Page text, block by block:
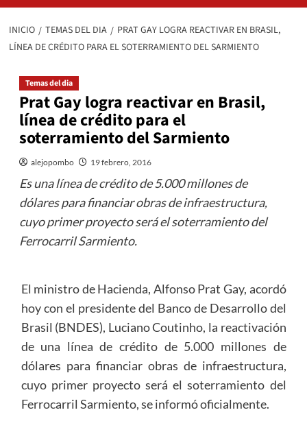
INICIO TEMAS DEL DIA
PRAT GAY LOGRA REACTIVAR EN BRASIL,
LÍNEA DE CRÉDITO PARA EL SOTERRAMIENTO DEL SARMIENTO
Temas del dia
Prat Gay logra reactivar en Brasil,
línea de crédito para el
soterramiento del Sarmiento
alejopombo 19 febrero, 2016
Es una línea de crédito de 5.000 millones de
dólares para financiar obras de infraestructura,
cuyo primer proyecto será el soterramiento del
Ferrocarril Sarmiento.
El ministro de Hacienda, Alfonso Prat Gay, acordó
hoy con el presidente del Banco de Desarrollo del
Brasil (BNDES), Luciano Coutinho, la reactivación
de una línea de crédito de 5.000 millones de
dólares para financiar obras de infraestructura,
cuyo primer proyecto será el soterramiento del
Ferrocarril Sarmiento, se informó oficialmente.